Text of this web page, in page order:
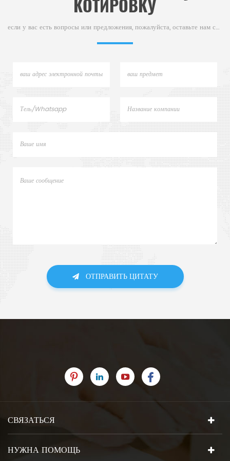
обладают исключительной
устойчивостью к высоким
КОТИРОВКУ
если у вас есть вопросы или предложения, пожалуйста, оставьте нам сообщение,
ОТПРАВИТЬ ЦИТАТУ
СВЯЗАТЬСЯ
НУЖНА ПОМОЩЬ